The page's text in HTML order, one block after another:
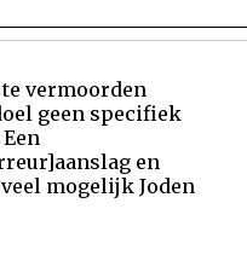
vermoorden
geen specifiek
en
mogelijk Joden